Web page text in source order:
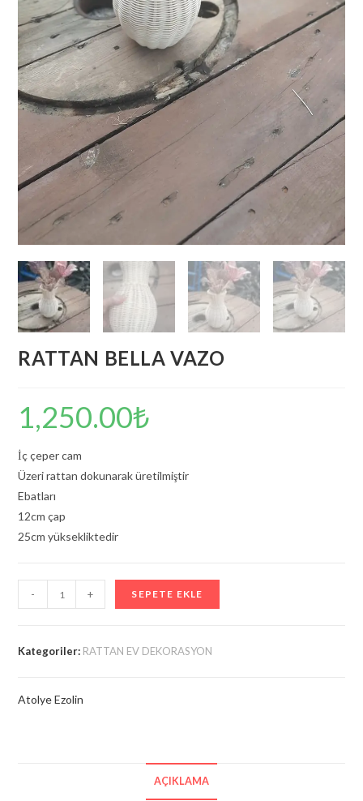
RATTAN BELLA VAZO
1,250.00₺
İç çeper cam
Üzeri rattan dokunarak üretilmiştir
Ebatları
12cm çap
25cm yüksekliktedir
RATTAN
BELLA
adet
- + SEPETE EKLE
Kategoriler: RATTAN EV DEKORASYON
Atolye Ezolin
AÇIKLAMA